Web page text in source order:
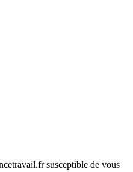
susceptible de vous